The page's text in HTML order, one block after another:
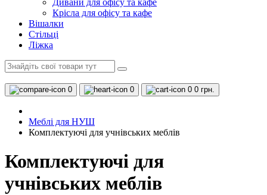
Дивани для офісу та кафе
Крісла для офісу та кафе
Вішалки
Стільці
Ліжка
0 0 0 0 грн.
Меблі для НУШ
Комплектуючі для учнівських меблів
Комплектуючі для
учнівських меблів